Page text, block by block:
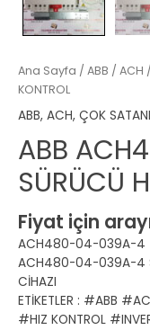
Ana Sayfa / ABB / ACH
KONTROL
ABB, ACH, ÇOK
ABB
SÜRÜCÜ
Fiyat için
ACH480-04-039A-4
ACH480-04-039A-4
CİHAZI
ETİKETLER : #ABB
#HIZ KONTROL